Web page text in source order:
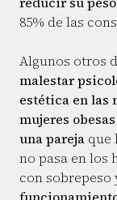
85% de las
Algunos otros
malestar
estética en las
mujeres obesas
una pareja que
no pasa en los
con sobrepeso